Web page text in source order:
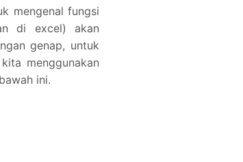
mengenal fungsi
di excel) akan
genap, untuk
menggunakan
ini.